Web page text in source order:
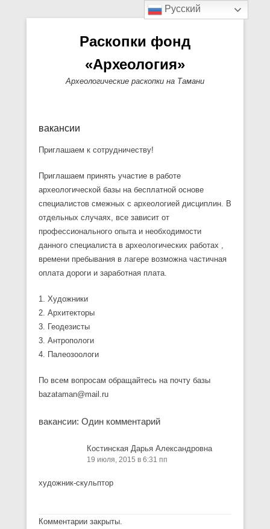
Раскопки фонд
«Археология»
Археологические раскопки на Тамани
вакансии
Приглашаем к сотрудничеству!
Приглашаем принять участие в работе
археологической базы на бесплатной основе
специалистов смежных с археологией дисциплин. В
отдельных случаях, все зависит от
профессионального опыта и необходимости
данного специалиста в археологических работах ,
времени пребывания в лагере возможна частичная
оплата дороги и заработная плата.
1. Художники
2. Архитекторы
3. Геодезисты
3. Антропологи
4. Палеозоологи
По всем вопросам обращайтесь на почту базы
bazataman@mail.ru
вакансии: Один комментарий
Костинская Дарья Александровна
19 июля, 2015 в 6:31 пп
художник-скульптор
Комментарии закрыты.
Русский